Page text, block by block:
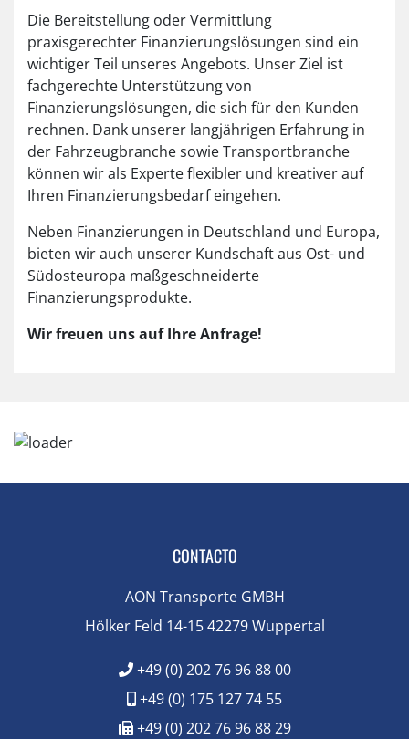
Die Bereitstellung oder Vermittlung
praxisgerechter Finanzierungslösungen sind ein
wichtiger Teil unseres Angebots. Unser Ziel ist
fachgerechte Unterstützung von
Finanzierungslösungen, die sich für den Kunden
rechnen. Dank unserer langjährigen Erfahrung in
der Fahrzeugbranche sowie Transportbranche
können wir als Experte flexibler und kreativer auf
Ihren Finanzierungsbedarf eingehen.
Neben Finanzierungen in Deutschland und Europa,
bieten wir auch unserer Kundschaft aus Ost- und
Südosteuropa maßgeschneiderte
Finanzierungsprodukte.
Wir freuen uns auf Ihre Anfrage!
CONTACTO
AON Transporte GMBH
Hölker Feld 14-15 42279 Wuppertal
+49 (0) 202 76 96 88 00
+49 (0) 175 127 74 55
+49 (0) 202 76 96 88 29